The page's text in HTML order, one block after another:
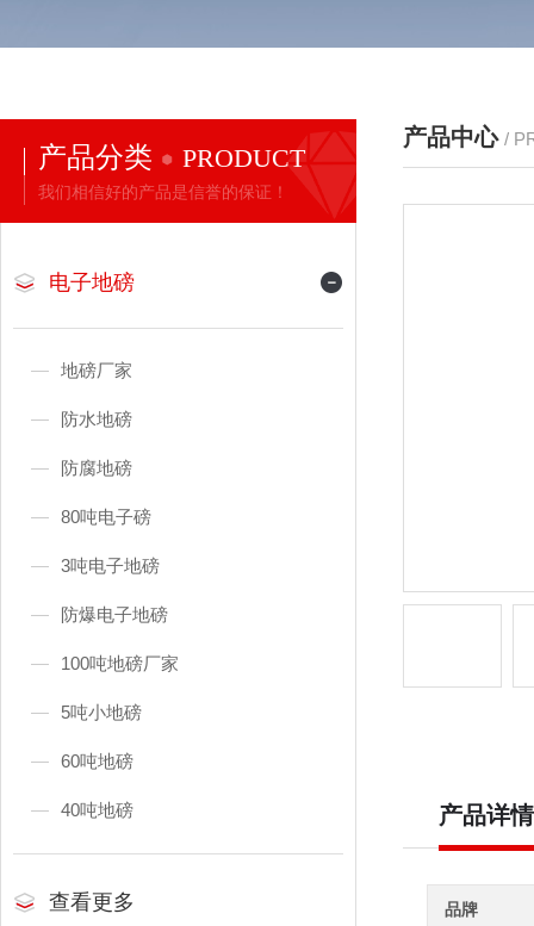
产品分类 PRODUCT
我们相信好的产品是信誉的保证！
电子地磅
地磅厂家
防水地磅
防腐地磅
80吨电子磅
3吨电子地磅
防爆电子地磅
100吨地磅厂家
5吨小地磅
60吨地磅
40吨地磅
查看更多
产品中心 /
产品详情
品牌